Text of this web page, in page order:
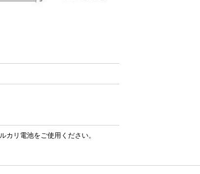
リ電池をご使用ください。